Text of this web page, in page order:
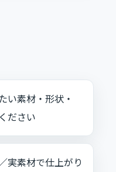
い素材・形状・
ださい
実素材で仕上がり